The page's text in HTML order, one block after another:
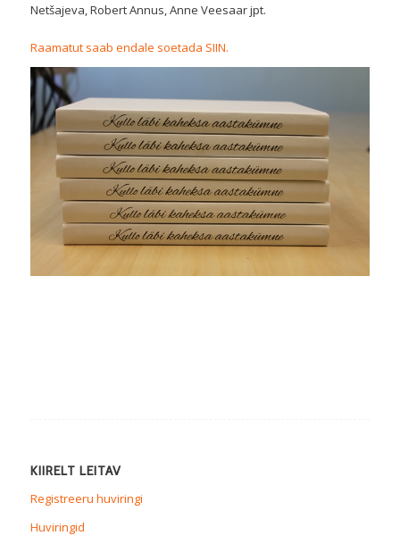
Netšajeva, Robert Annus, Anne Veesaar jpt.
Raamatut saab endale soetada SIIN.
KIIRELT LEITAV
Registreeru huviringi
Huviringid